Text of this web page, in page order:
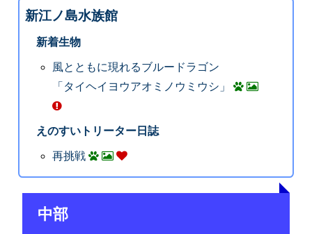
新江ノ島水族館
新着生物
風とともに現れるブルードラゴン
「タイヘイヨウアオミノウミウシ」
えのすいトリーター日誌
再挑戦
中部